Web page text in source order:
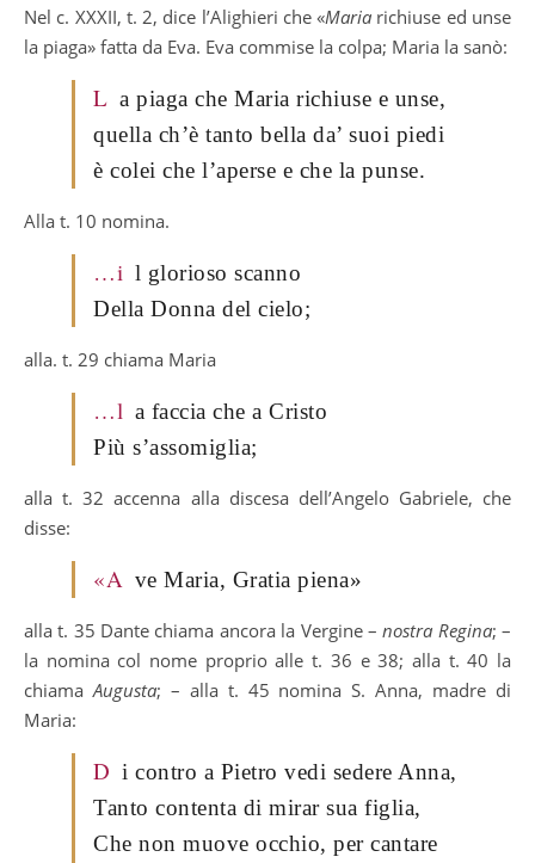
Nel c. XXXII, t. 2, dice l’Alighieri che «Maria richiuse ed unse
la piaga» fatta da Eva. Eva commise la colpa; Maria la sanò:
L a piaga che Maria richiuse e unse,
quella ch’è tanto bella da’ suoi piedi
è colei che l’aperse e che la punse.
Alla t. 10 nomina.
…i l glorioso scanno
Della Donna del cielo;
alla. t. 29 chiama Maria
…l a faccia che a Cristo
Più s’assomiglia;
alla t. 32 accenna alla discesa dell’Angelo Gabriele, che
disse:
«A ve Maria, Gratia piena»
alla t. 35 Dante chiama ancora la Vergine –nostra Regina; –
la nomina col nome proprio alle t. 36 e 38; alla t. 40 la
chiama Augusta; – alla t. 45 nomina S. Anna, madre di
Maria:
D i contro a Pietro vedi sedere Anna,
Tanto contenta di mirar sua figlia,
Che non muove occhio, per cantare